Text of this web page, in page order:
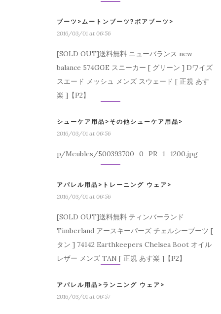
ブーツ>ムートンブーツ?ボアブーツ>
2016/03/01 at 06:56
[SOLD OUT]送料無料 ニューバランス new
balance 574GGE スニーカー [ グリーン ] Dワイズ
スエード メッシュ メンズ スウェード [ 正規 あす
楽 ]【P2】
シューケア用品>その他シューケア用品>
2016/03/01 at 06:56
p/Meubles/500393700_0_PR_1_1200.jpg
アパレル用品>トレーニング ウェア>
2016/03/01 at 06:56
[SOLD OUT]送料無料 ティンバーランド
Timberland アースキーパーズ チェルシーブーツ [
タン ] 74142 Earthkeepers Chelsea Boot オイル
レザー メンズ TAN [ 正規 あす楽 ]【P2】
アパレル用品>ランニング ウェア>
2016/03/01 at 06:57